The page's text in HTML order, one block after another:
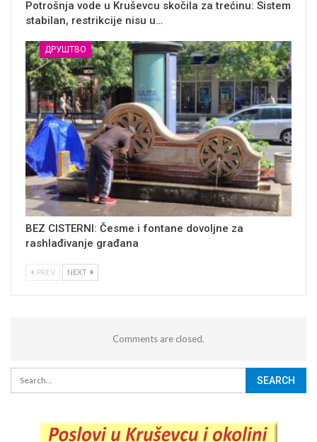
Potrošnja vode u Kruševcu skočila za trećinu: Sistem
stabilan, restrikcije nisu u…
ДРУШТВО
BEZ CISTERNI: Česme i fontane dovoljne za
rashlađivanje građana
PREV NEXT
Comments are closed.